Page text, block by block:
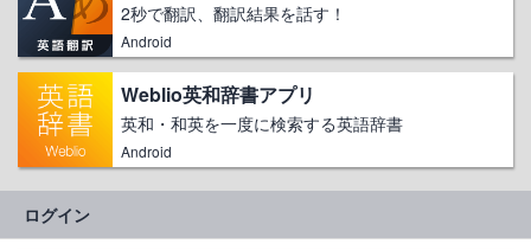
2秒で翻訳、翻訳結果を話す！
Android
Weblio英和辞書アプリ
英和・和英を一度に検索する英語辞書
Android
ログイン